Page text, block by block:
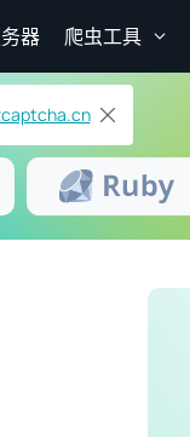
器 爬虫工具